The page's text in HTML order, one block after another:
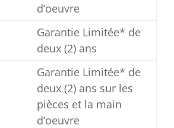
d’oeuvre
Garantie Limitée* de
deux (2) ans
Garantie Limitée* de
deux (2) ans sur les
pièces et la main
d’oeuvre